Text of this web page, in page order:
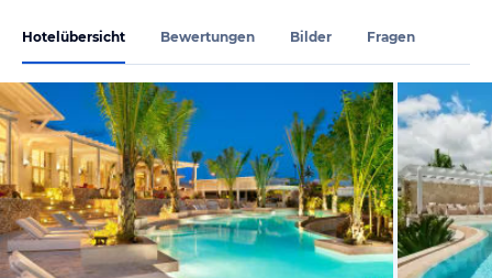
Hotelübersicht Bewertungen Bilder Fragen